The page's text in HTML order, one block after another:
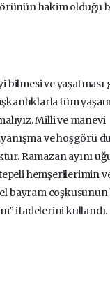
hakim olduğu
bilmesi ve
tüm
Milli ve manevi
ve hoşgörü
Ramazan ayını
hemşerilerimin
bayram coşkusunun
ifadelerini kullandı.